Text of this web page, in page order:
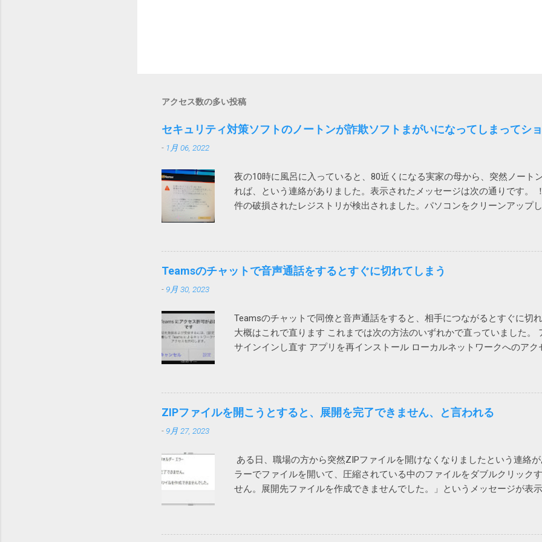
アクセス数の多い投稿
セキュリティ対策ソフトのノートンが詐欺ソフトまがいになってしまってシ
- 1月 06, 2022
夜の10時に風呂に入っていると、80近くになる実家の母から、突然ノート
れば、という連絡がありました。表示されたメッセージは次の通りです
件の破損されたレジストリが検出されました。パソコンをクリーンアップ
ソコンのパフォーマンス向上に役立ててください。 ノートンがこんな、レ
と不安をあおって、別の製品を買わせる詐欺ソフトまがいのメッセージを
「レジストリが破損て驚いた」（原文ママ）。わけのわからん高齢者に無
ックは大丈夫みたいと思っていたら、こんなことになるとは。 もう、セキ
めて、Windows に最初からついてくる Microsoft Defender でもいいのかも
です。そのほうが安定してるし、こういう余計な問題も起きないし。
定などをWindowsが管理するデータベース（ファイル）に保存するものが
がレジストリーです。 ソフトをインストールするときや、設定を変更する
Windowsやアプリの不具合で作成や更新に失敗した 作成や更新中に
中途半端になった データを保存する部品（SSDやHDDなどのドラ...
Teamsのチャットで音声通話をするとすぐに切れてしまう
- 9月 30, 2023
Teamsのチャットで同僚と音声通話をすると、相手につながるとすぐに切
大概はこれで直ります これまでは次の方法のいずれかで直っていました。
サインインし直す アプリを再インストール ローカルネットワークへのア
できます） これで、通話が切れなくなりました。 アプリインストール時
がします。その際に許可をしていないとこうなってしまうのでしょう。
ザーから問い合わせがあり、上記対策を行っても通話すると切れる状態に
ができました。 もしやと思い、iPhoneのWi-Fiをオフにして音声通話を試
通話ができました。どうやら、ユーザー自宅のWi-Fiを通じて通信するとだ
在調査中ですが、もしかしたらTeamsの音声通話にUPnPが必要で、問題の
ZIPファイルを開こうとすると、展開を完了できません、と言われる
- 9月 27, 2023
ある日、職場の方から突然ZIPファイルを開けなくなりましたという連絡
ラーでファイルを開いて、圧縮されている中のファイルをダブルクリック
せん。展開先ファイルを作成できませんでした。」というメッセージが表
れど効果なし。 海外サイトで Windows cannot complete the extraction.